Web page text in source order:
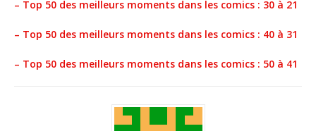
– Top 50 des meilleurs moments dans les comics : 30 à 21
– Top 50 des meilleurs moments dans les comics : 40 à 31
– Top 50 des meilleurs moments dans les comics : 50 à 41